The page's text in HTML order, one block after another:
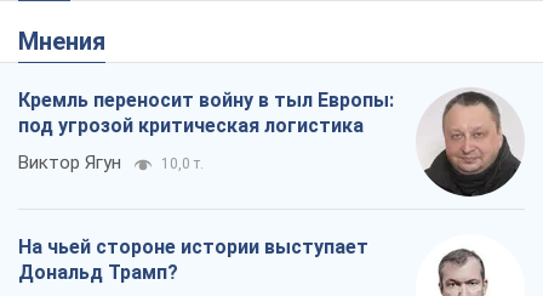
Мнения
Кремль переносит войну в тыл Европы:
под угрозой критическая логистика
Виктор Ягун 10,0 т.
На чьей стороне истории выступает
Дональд Трамп?